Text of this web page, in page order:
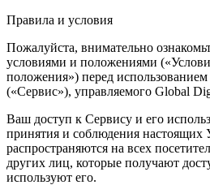
Правила и условия
Пожалуйста, внимательно
условиями и положениями
положения») перед использованием
(«Сервис»), управляемого Global
Ваш доступ к Сервису и его
принятия и соблюдения настоящих
распространяются на всех
других лиц, которые получают
используют его.